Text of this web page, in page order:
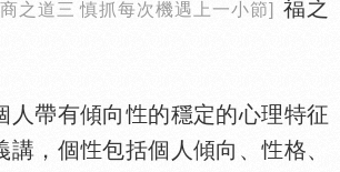
之道三 慎抓每次機遇上一小節]
福之
人帶有傾向
的穩定的心理特征
講，個
包括個人傾向、
格、